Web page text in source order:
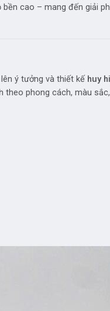
cao – mang đến giải
ý tưởng và thiết kế huy
phong cách, màu